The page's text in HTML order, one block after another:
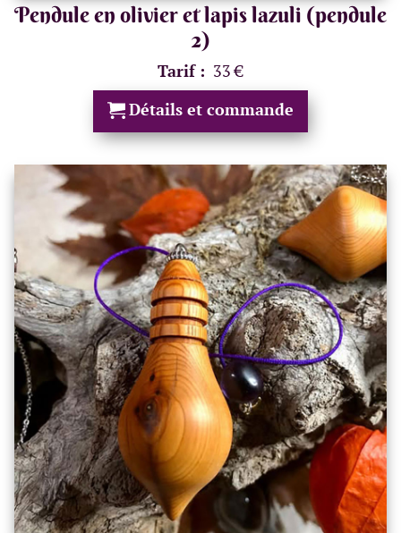
Pendule en olivier et lapis lazuli (pendule
2)
Tarif : 33 €
Détails et commande